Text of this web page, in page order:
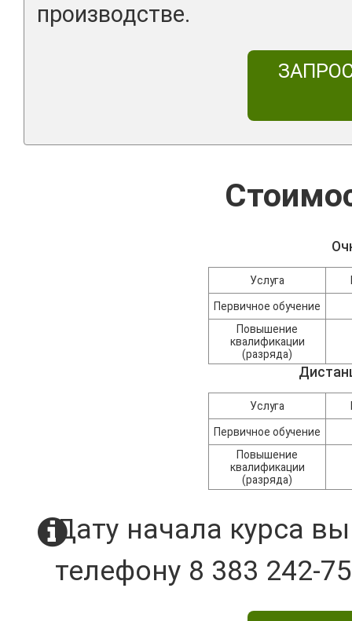
производстве.
Услуга
Первичное обучение
Повышение
квалификации
(разряда)
Услуга
Первичное обучение
Повышение
квалификации
(разряда)
Дату начала курса
телефону 8 383 242-